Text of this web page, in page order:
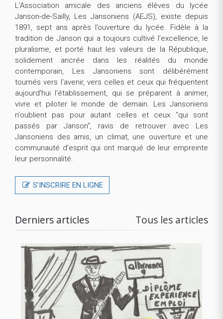
L’Association amicale des anciens élèves du lycée
Janson-de-Sailly, Les Jansoniens (AEJS), existe depuis
1891, sept ans après l’ouverture du lycée. Fidèle à la
tradition de Janson qui a toujours cultivé l’excellence, le
pluralisme, et porté haut les valeurs de la République,
solidement ancrée dans les réalités du monde
contemporain, Les Jansoniens sont délibérément
tournés vers l’avenir, vers celles et ceux qui fréquentent
aujourd'hui l'établissement, qui se préparent à animer,
vivre et piloter le monde de demain. Les Jansoniens
n'oublient pas pour autant celles et ceux "qui sont
passés par Janson", ravis de retrouver avec Les
Jansoniens des amis, un climat, une ouverture et une
communauté d'esprit qui ont marqué de leur empreinte
leur personnalité.
S’INSCRIRE EN LIGNE
Derniers articles Tous les articles